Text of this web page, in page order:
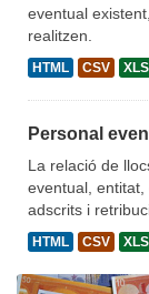
eventual
realitzen.
HTML CSV
Personal
La relació de
eventual,
adscrits i
HTML CSV